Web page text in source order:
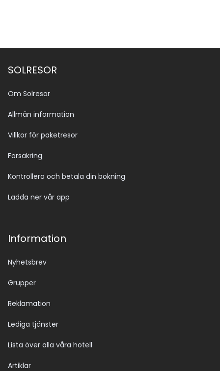
SOLRESOR
Om Solresor
Allmän information
Villkor för paketresor
Försäkring
Kontrollera och betala din bokning
Ladda ner vår app
Information
Nyhetsbrev
Grupper
Reklamation
Lediga tjänster
Lista över alla våra hotell
Artiklar